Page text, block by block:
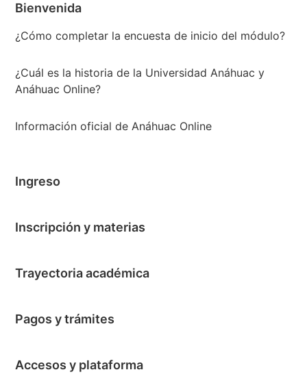
Bienvenida
¿Cómo completar la encuesta de inicio del módulo?
¿Cuál es la historia de la Universidad Anáhuac y
Anáhuac Online?
Información oficial de Anáhuac Online
Ingreso
Inscripción y materias
Trayectoria académica
Pagos y trámites
Accesos y plataforma